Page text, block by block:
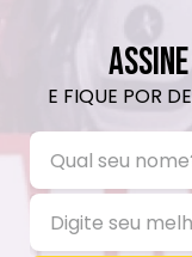
E FIQUE POR